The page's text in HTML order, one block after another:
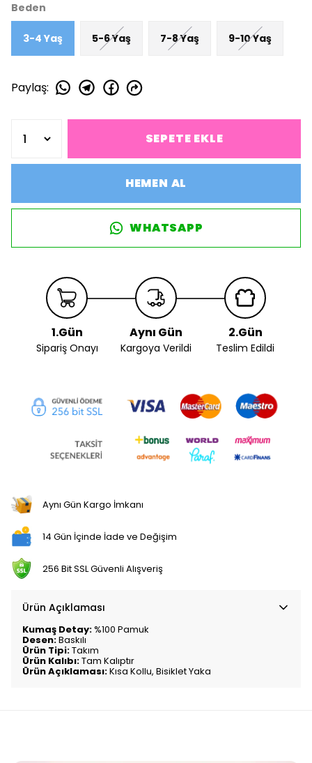
Beden
3-4 Yaş 5-6 Yaş 7-8 Yaş 9-10 Yaş
Paylaş:
SEPETE EKLE
HEMEN AL
WHATSAPP
1.Gün
Sipariş Onayı
Aynı Gün
Kargoya Verildi
2.Gün
Teslim Edildi
Aynı Gün Kargo İmkanı
14 Gün İçinde İade ve Değişim
256 Bit SSL Güvenli Alışveriş
Ürün Açıklaması
Kumaş Detay:%100 Pamuk
Desen:Baskılı
Ürün Tipi:Takım
Ürün Kalıbı:Tam Kalıptır
Ürün Açıklaması:Kısa Kollu, Bisiklet Yaka